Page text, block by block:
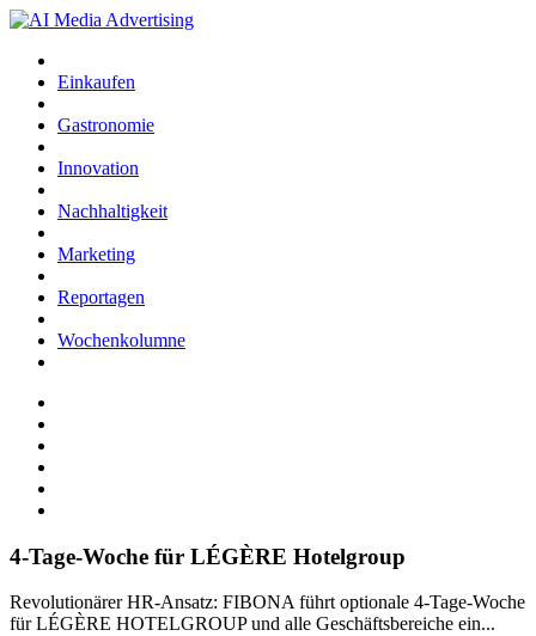
Einkaufen
Gastronomie
Innovation
Nachhaltigkeit
Marketing
Reportagen
Wochenkolumne
4-Tage-Woche für LÉGÈRE Hotelgroup
Revolutionärer HR-Ansatz: FIBONA führt optionale 4-Tage-Woche
für LÉGÈRE HOTELGROUP und alle Geschäftsbereiche ein...